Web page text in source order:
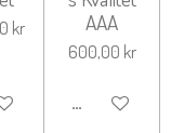
kr
I VARUKORG
AAA
600,00 kr
LÄGG TILL I